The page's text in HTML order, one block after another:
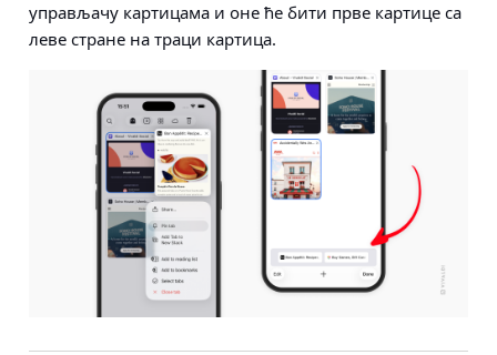
управљачу картицама и оне ће бити прве картице са
леве стране на траци картица.